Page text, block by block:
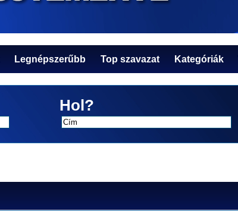
Legnépszerűbb Top szavazat Kategóriák
Hol?